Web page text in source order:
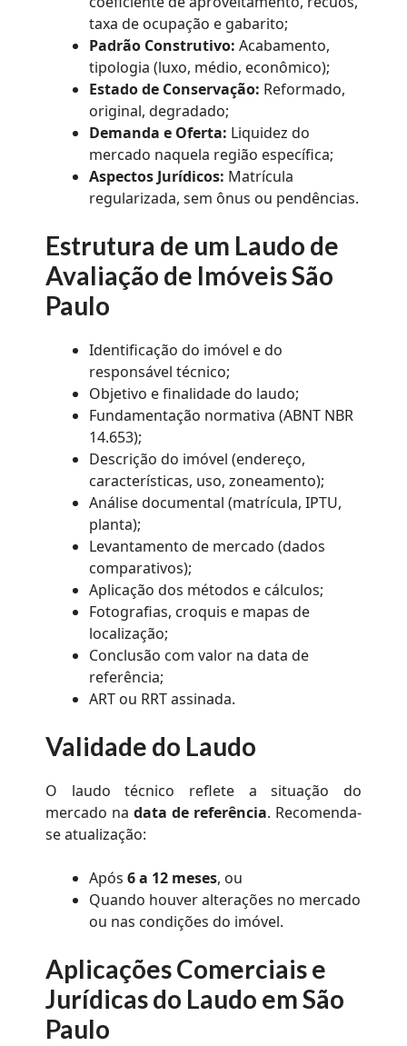
taxa de ocupação e gabarito;
Padrão Construtivo: Acabamento,
tipologia (luxo, médio, econômico);
Estado de Conservação: Reformado,
original, degradado;
Demanda e Oferta: Liquidez do
mercado naquela região específica;
Aspectos Jurídicos: Matrícula
regularizada, sem ônus ou pendências.
Estrutura de um Laudo de
Avaliação de Imóveis São
Paulo
Identificação do imóvel e do
responsável técnico;
Objetivo e finalidade do laudo;
Fundamentação normativa (ABNT NBR
14.653);
Descrição do imóvel (endereço,
características, uso, zoneamento);
Análise documental (matrícula, IPTU,
planta);
Levantamento de mercado (dados
comparativos);
Aplicação dos métodos e cálculos;
Fotografias, croquis e mapas de
localização;
Conclusão com valor na data de
referência;
ART ou RRT assinada.
Validade do Laudo
O laudo técnico reflete a situação do
mercado na data de referência. Recomenda-
se atualização:
Após 6 a 12 meses, ou
Quando houver alterações no mercado
ou nas condições do imóvel.
Aplicações Comerciais e
Jurídicas do Laudo em São
Paulo